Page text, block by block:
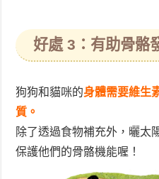
好處 3：有助骨骼
狗狗和貓咪的身體需要維生
質。
除了透過食物補充外，曬太
保護他們的骨骼機能喔！